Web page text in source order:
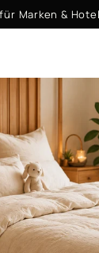
Marken &